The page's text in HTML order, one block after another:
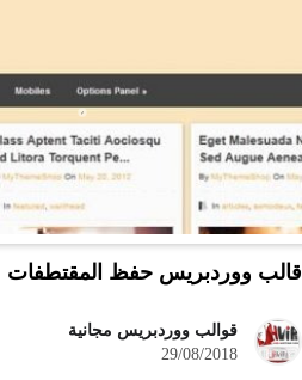
قالب ووردبريس حفظ المقتطفات
قوالب ووردبريس مجانية
29/08/2018